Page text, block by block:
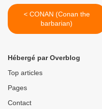
< CONAN (Conan the
barbarian)
Hébergé par Overblog
Top articles
Pages
Contact